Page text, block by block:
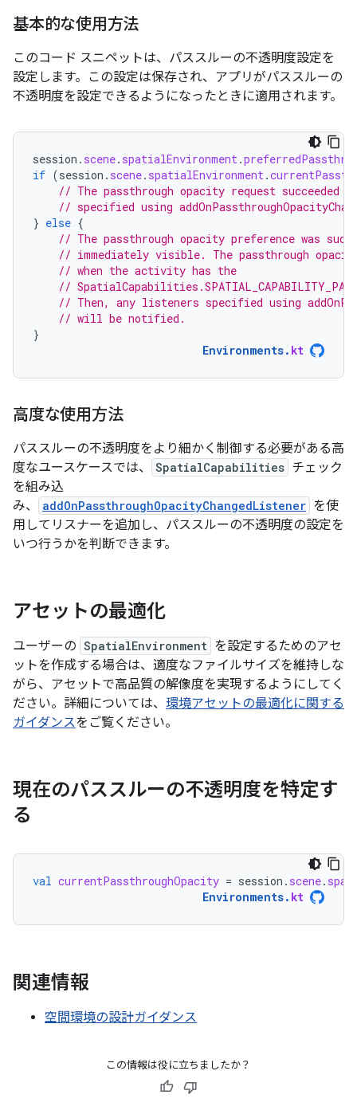
基本的な使用方法
このコード スニペットは、パススルーの不透明度設定を
設定します。この設定は保存され、アプリがパススルーの
不透明度を設定できるようになったときに適用されます。
session . scene. spatialEnvironment.
if (session . scene. spatialEnvironment.
// The passthrough opacity request succeeded
// specified using
} else {
// The passthrough opacity preference was
// immediately visible. The passthrough
// when the activity has the
//
// Then, any listeners specified using
// will be notified.
}
Environments. kt
高度な使用方法
パススルーの不透明度をより細かく制御する必要がある高
度なユースケースでは、
SpatialCapabilities チェック
を組み込
み、
addOnPassthroughOpacityChangedListener を使
用してリスナーを追加し、パススルーの不透明度の設定を
いつ行うかを判断できます。
アセットの最適化
ユーザーの SpatialEnvironment を設定するためのアセ
ットを作成する場合は、適度なファイルサイズを維持しな
がら、アセットで高品質の解像度を実現するようにしてく
ださい。詳細については、 環境アセットの最適化に関する
ガイダンスをご覧ください。
現在のパススルーの不透明度を特定す
る
val currentPassthroughOpacity = session . scene.
Environments. kt
関連情報
空間環境の設計ガイダンス
この情報は役に立ちましたか？